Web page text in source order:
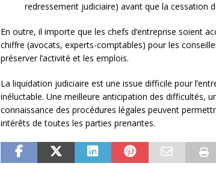
redressement judiciaire) avant que la cessation
En outre, il importe que les chefs d’entreprise soient
chiffre (avocats, experts-comptables) pour les
préserver l’activité et les emplois.
La liquidation judiciaire est une issue difficile pour
inéluctable. Une meilleure anticipation des difficultés,
connaissance des procédures légales peuvent
intérêts de toutes les parties prenantes.